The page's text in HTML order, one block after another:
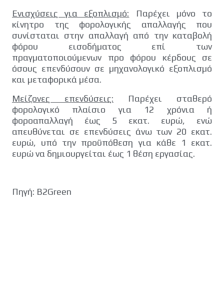
Ενισχύσεις για εξοπλισµό: Παρέχει µόνο το
κίνητρο της φορολογικής απαλλαγής που
συνίσταται στην απαλλαγή από την καταβολή
φόρου εισοδήµατος επί των
πραγµατοποιούµενων προ φόρου κέρδους σε
όσους επενδύσουν σε µηχανολογικό εξοπλισµό
και µεταφορικά µέσα.
Μείζονες επενδύσεις: Παρέχει σταθερό
φορολογικό πλαίσιο για 12 χρόνια ή
φοροαπαλλαγή έως 5 εκατ. ευρώ, ενώ
απευθύνεται σε επενδύσεις άνω των 20 εκατ.
ευρώ, υπό την προϋπόθεση για κάθε 1 εκατ.
ευρώ να δηµιουργείται έως 1 θέση εργασίας.
Πηγή: B2Green